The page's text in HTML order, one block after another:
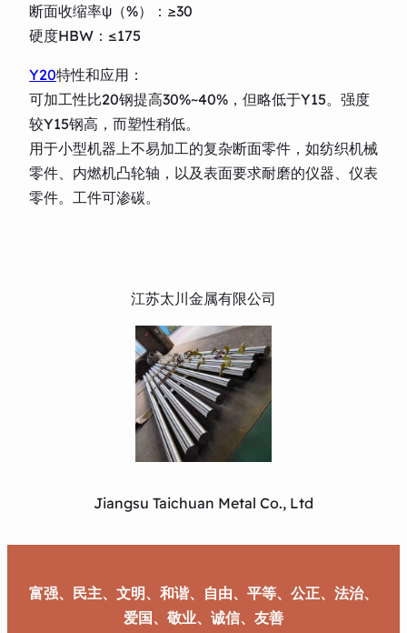
断面收缩率ψ（%）：≥30
硬度HBW：≤175
Y20特性和应用：
可加工性比20钢提高30%~40%，但略低于Y15。强度
较Y15钢高，而塑性稍低。
用于小型机器上不易加工的复杂断面零件，如纺织机械
零件、内燃机凸轮轴，以及表面要求耐磨的仪器、仪表
零件。工件可渗碳。
江苏太川金属有限公司
Jiangsu Taichuan Metal Co., Ltd
富强、民主、文明、和谐、自由、平等、公正、法治、
爱国、敬业、诚信、友善